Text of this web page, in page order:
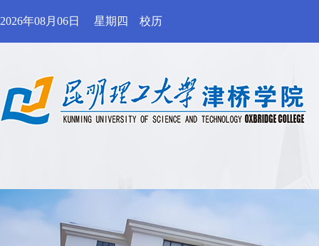
2026年08月06日 星期四 校历